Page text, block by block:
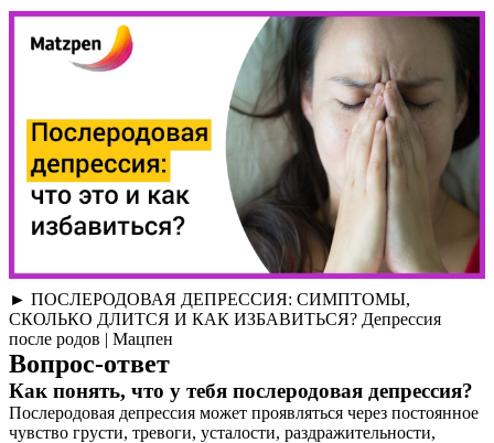
► ПОСЛЕРОДОВАЯ ДЕПРЕССИЯ: СИМПТОМЫ,
СКОЛЬКО ДЛИТСЯ И КАК ИЗБАВИТЬСЯ? Депрессия
после родов | Мацпен
Вопрос-ответ
Как понять, что у тебя послеродовая депрессия?
Послеродовая депрессия может проявляться через постоянное
чувство грусти, тревоги, усталости, раздражительности,